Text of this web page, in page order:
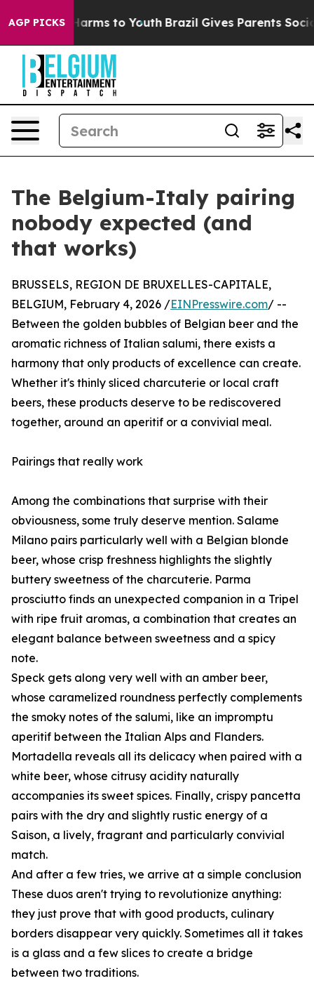
AGP PICKS
Abate Harms to Youth Brazil Gives Parents Social
The Belgium-Italy pairing
nobody expected (and
that works)
BRUSSELS, REGION DE BRUXELLES-CAPITALE,
BELGIUM, February 4, 2026 /EINPresswire.com/ --
Between the golden bubbles of Belgian beer and the
aromatic richness of Italian salumi, there exists a
harmony that only products of excellence can create.
Whether it's thinly sliced charcuterie or local craft
beers, these products deserve to be rediscovered
together, around an aperitif or a convivial meal.
Pairings that really work
Among the combinations that surprise with their
obviousness, some truly deserve mention. Salame
Milano pairs particularly well with a Belgian blonde
beer, whose crisp freshness highlights the slightly
buttery sweetness of the charcuterie. Parma
prosciutto finds an unexpected companion in a Tripel
with ripe fruit aromas, a combination that creates an
elegant balance between sweetness and a spicy
note.
Speck gets along very well with an amber beer,
whose caramelized roundness perfectly complements
the smoky notes of the salumi, like an impromptu
aperitif between the Italian Alps and Flanders.
Mortadella reveals all its delicacy when paired with a
white beer, whose citrusy acidity naturally
accompanies its sweet spices. Finally, crispy pancetta
pairs with the dry and slightly rustic energy of a
Saison, a lively, fragrant and particularly convivial
match.
And after a few tries, we arrive at a simple conclusion
These duos aren't trying to revolutionize anything:
they just prove that with good products, culinary
borders disappear very quickly. Sometimes all it takes
is a glass and a few slices to create a bridge
between two traditions.